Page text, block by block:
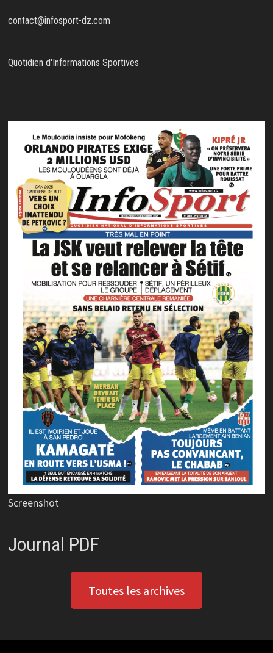
contact@infosport-dz.com
Quotidien d'Informations Sportives
Screenshot
Journal PDF
Toutes les archives